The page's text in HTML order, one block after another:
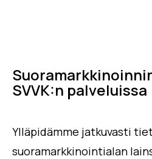
SVVK:n palveluissa
Ylläpidämme jatkuvasti
suoramarkkinointialan